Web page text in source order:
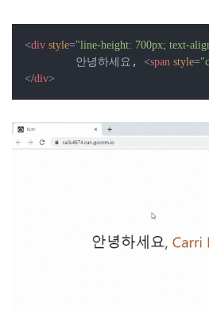
<div style="line-height: 700px; text-
	안녕하세요,
<span style=
</div>